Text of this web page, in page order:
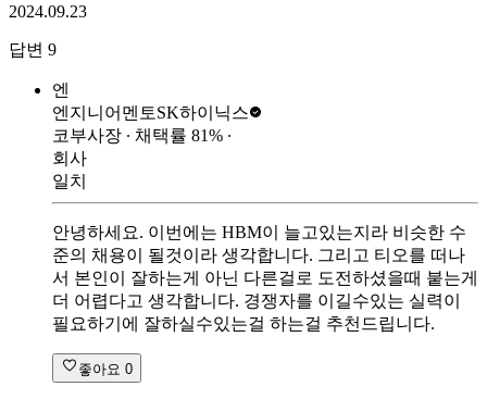
2024.09.23
답변 9
엔
엔지니어멘토SK하이닉스
코부사장 ∙ 채택률 81% ∙
회사
일치
안녕하세요. 이번에는 HBM이 늘고있는지라 비슷한 수
준의 채용이 될것이라 생각합니다. 그리고 티오를 떠나
서 본인이 잘하는게 아닌 다른걸로 도전하셨을때 붙는게
더 어렵다고 생각합니다. 경쟁자를 이길수있는 실력이
필요하기에 잘하실수있는걸 하는걸 추천드립니다.
좋아요 0